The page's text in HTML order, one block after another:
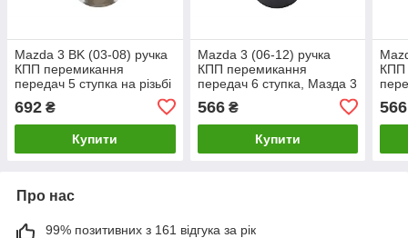
Mazda 3 BK (03-08) ручка
КПП перемикання
передач 5 ступка на різьбі
692 ₴
Купити
Mazda 3 (06-12) ручка
КПП перемикання
передач 6 ступка, Мазда 3
566₴
Купити
КПП
566
Про нас
99% позитивних з 161 відгука за рік